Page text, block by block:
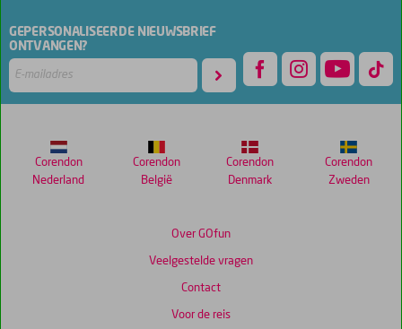
GEPERSONALISEERDE NIEUWSBRIEF
ONTVANGEN?
Over GOfun
Veelgestelde vragen
Contact
Voor de reis
Corendon
Nederland
Corendon
België
Corendon
Denmark
Corendon
Zweden